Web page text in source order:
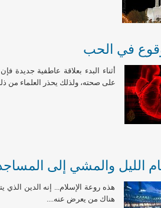
في الحب
أثناء البدء بعلاقة عاطفية جديدة
على صحته، ولذلك يحذر العلماء من
الليل والمشي إلى
هذه روعة الإسلام... إنه الدين الذي
هناك من يعرض عنه....